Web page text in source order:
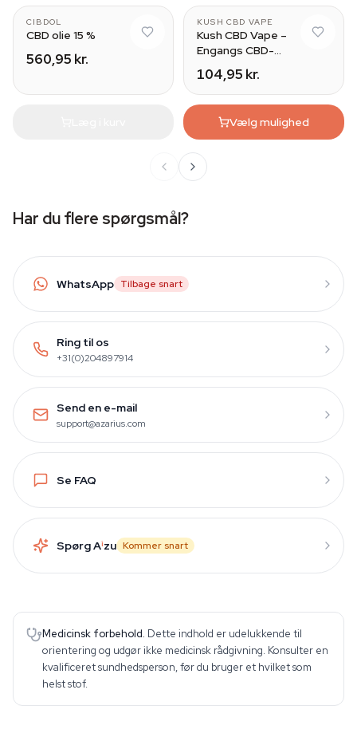
CIBDOL
CBD olie 15 %
560,95 kr.
KUSH CBD VAPE
Kush CBD Vape –
Engangs CBD-
fordamper 200mg
104,95 kr.
Vælg mulighed
Har du flere spørgsmål?
WhatsApp Tilbage snart
Ring til os
+31(0)204897914
Send en e-mail
support@azarius.com
Se FAQ
Spørg Aizu Kommer snart
Medicinsk forbehold. Dette indhold er udelukkende til
orientering og udgør ikke medicinsk rådgivning. Konsulter en
kvalificeret sundhedsperson, før du bruger et hvilket som
helst stof.